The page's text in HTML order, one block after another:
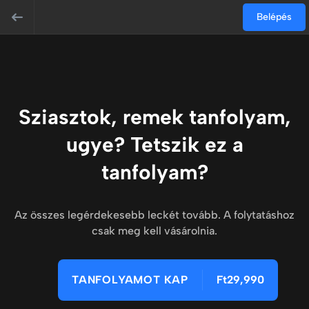
Belépés
Sziasztok, remek tanfolyam,
ugye? Tetszik ez a
tanfolyam?
Az összes legérdekesebb leckét tovább. A folytatáshoz
csak meg kell vásárolnia.
TANFOLYAMOT KAP Ft29,990